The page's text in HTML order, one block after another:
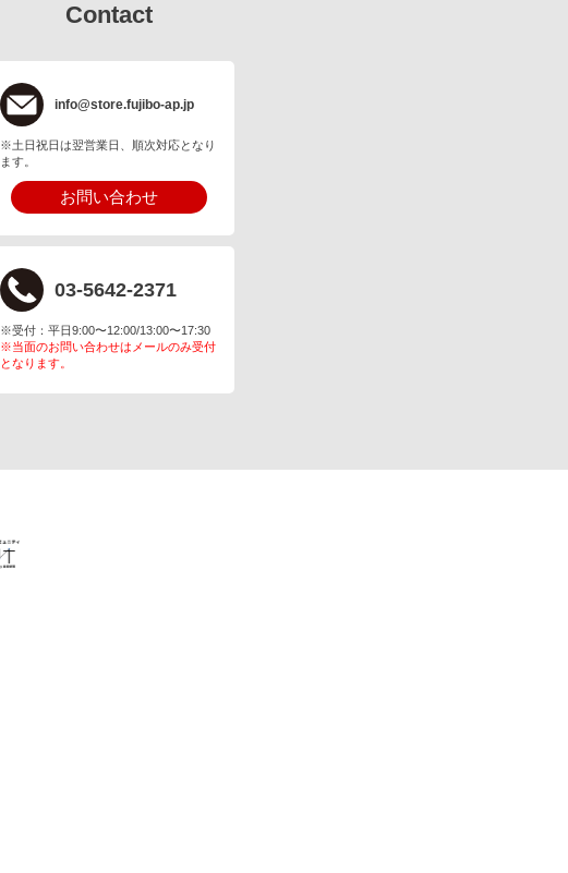
Contact
info@store.fujibo-ap.jp
※土日祝日は翌営業日、順次対応となり
ます。
お問い合わせ
03-5642-2371
※受付：平日9:00〜12:00/13:00〜17:30
※当面のお問い合わせはメールのみ受付
となります。